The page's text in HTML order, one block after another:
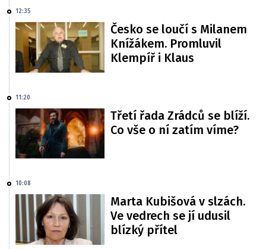
12:35
Česko se loučí s Milanem
Knížákem. Promluvil
Klempíř i Klaus
11:20
Třetí řada Zrádců se blíží.
Co vše o ní zatím víme?
10:08
Marta Kubišová v slzách.
Ve vedrech se jí udusil
blízký přítel